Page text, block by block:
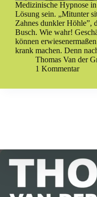
Medizinische Hypnose
Lösung sein. „Mitunter
Zahnes dunkler Höhle”,
Busch. Wie wahr!
können
krank machen. Denn
Thomas Van der
1 Kommentar